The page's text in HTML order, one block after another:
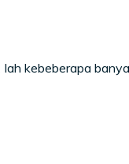
lah kebeberapa